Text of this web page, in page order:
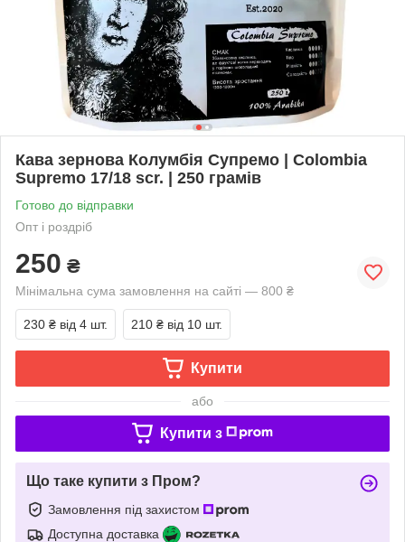
Кава зернова Колумбія Супремо | Colombia
Supremo 17/18 scr. | 250 грамів
Готово до відправки
Опт і роздріб
250 ₴
Мінімальна сума замовлення на сайті — 800 ₴
230 ₴ від 4 шт. 210 ₴ від 10 шт.
Купити
або
Купити з
Що таке купити з Пром?
Замовлення під захистом
Доступна доставка